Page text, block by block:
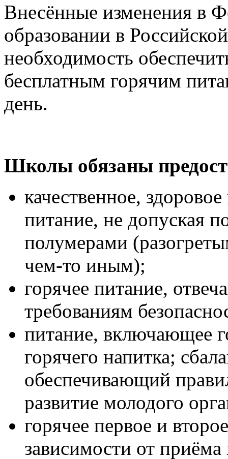
Внесённые изменения в
образовании в
необходимость
бесплатным горячим
день.
Школы обязаны
качественное,
питание, не допуская
полумерами
чем-то иным);
горячее питание,
требованиям
питание, включающее
горячего напитка;
обеспечивающий
развитие молодого
горячее первое и
зависимости от